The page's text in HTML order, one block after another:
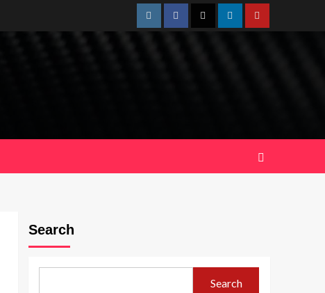
InstagramFacebookTwitterLinkedinYoutube
Search
Search